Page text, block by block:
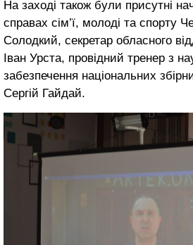
На заході також були присутні
справах сім’ї, молоді та спорту
Солодкий, секретар обласного
Іван Урста, провідний тренер з
забезпечення національних
Сергій Гайдай.